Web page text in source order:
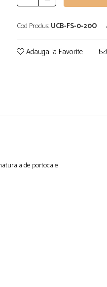
Cod Produs:UCB-FS-0-20O
Adauga la Favorite
de portocale